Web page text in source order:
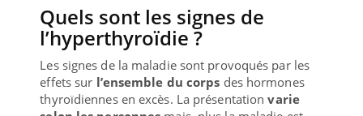
Quels sont les signes de
l’hyperthyroïdie ?
Les signes de la maladie sont provoqués par les
effets sur l’ensemble du corps des hormones
thyroïdiennes en excès. La présentationvarie